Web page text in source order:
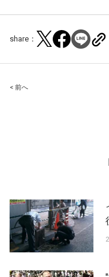
share：
Post
< 前へ